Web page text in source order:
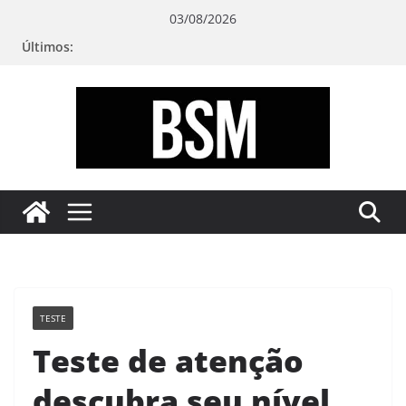
03/08/2026
Últimos:
sua
Mente
TESTE
Teste de atenção